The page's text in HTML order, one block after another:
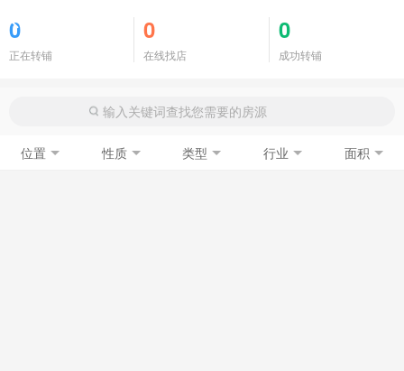
0
正在转铺
0
在线找店
0
成功转铺
位置 性质 类型 行业 面积